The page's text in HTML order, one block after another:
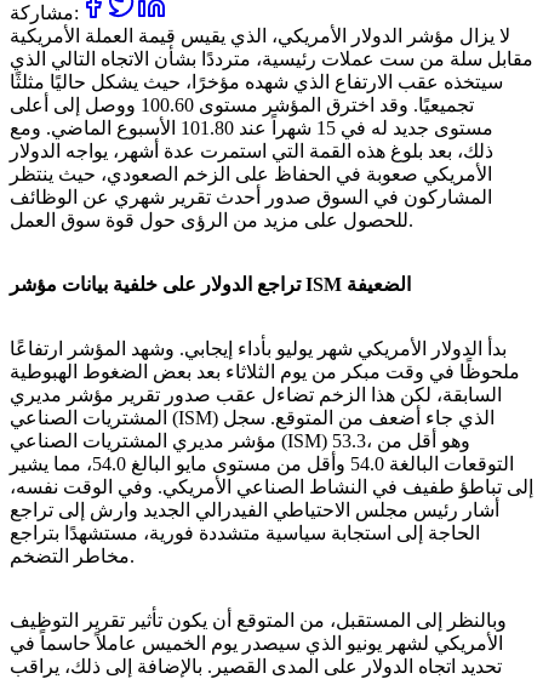
مشاركة:
لا يزال مؤشر الدولار الأمريكي، الذي يقيس قيمة العملة الأمريكية
مقابل سلة من ست عملات رئيسية، مترددًا بشأن الاتجاه التالي الذي
سيتخذه عقب الارتفاع الذي شهده مؤخرًا، حيث يشكل حاليًا مثلثًا
تجميعيًا. وقد اخترق المؤشر مستوى 100.60 ووصل إلى أعلى
مستوى جديد له في 15 شهراً عند 101.80 الأسبوع الماضي. ومع
ذلك، بعد بلوغ هذه القمة التي استمرت عدة أشهر، يواجه الدولار
الأمريكي صعوبة في الحفاظ على الزخم الصعودي، حيث ينتظر
المشاركون في السوق صدور أحدث تقرير شهري عن الوظائف
للحصول على مزيد من الرؤى حول قوة سوق العمل.
تراجع الدولار على خلفية بيانات مؤشر ISM الضعيفة
بدأ الدولار الأمريكي شهر يوليو بأداء إيجابي. وشهد المؤشر ارتفاعًا
ملحوظًا في وقت مبكر من يوم الثلاثاء بعد بعض الضغوط الهبوطية
السابقة، لكن هذا الزخم تضاءل عقب صدور تقرير مؤشر مديري
المشتريات الصناعي (ISM) الذي جاء أضعف من المتوقع. سجل
مؤشر مديري المشتريات الصناعي (ISM) 53.3، وهو أقل من
التوقعات البالغة 54.0 وأقل من مستوى مايو البالغ 54.0، مما يشير
إلى تباطؤ طفيف في النشاط الصناعي الأمريكي. وفي الوقت نفسه،
أشار رئيس مجلس الاحتياطي الفيدرالي الجديد وارش إلى تراجع
الحاجة إلى استجابة سياسية متشددة فورية، مستشهدًا بتراجع
مخاطر التضخم.
وبالنظر إلى المستقبل، من المتوقع أن يكون تأثير تقرير التوظيف
الأمريكي لشهر يونيو الذي سيصدر يوم الخميس عاملاً حاسماً في
تحديد اتجاه الدولار على المدى القصير. بالإضافة إلى ذلك، يراقب